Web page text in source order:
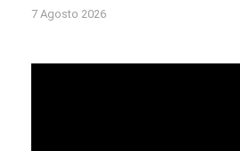
7 Agosto 2026